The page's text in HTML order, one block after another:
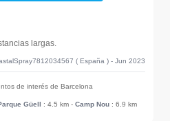
largas.
( España ) - Jun 2023
de interés de Barcelona
Güell : 4.5 km - Camp Nou : 6.9 km